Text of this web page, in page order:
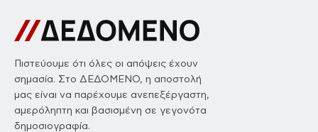
Πιστεύουμε ότι όλες οι απόψεις έχουν
σημασία. Στο ΔΕΔΟΜΕΝΟ, η αποστολή
μας είναι να παρέχουμε ανεπεξέργαστη,
αμερόληπτη και βασισμένη σε γεγονότα
δημοσιογραφία.